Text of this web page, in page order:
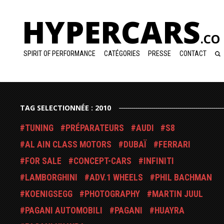
HYPERCARS.CO
SPIRIT OF PERFORMANCE CATÉGORIES PRESSE CONTACT
TAG SELECTIONNÉE : 2010
TUNING PRÉPARATEURS AUDI
S8
AL AIN CLASS MOTORS
DUBAÏ
FERRARI
FOR SALE
CONCEPT-CARS
INFINITI
LAMBORGHINI
ADV.1 WHEELS
PHIL BACHMAN
KOENIGSEGG
PHOTOGRAPHY
MARTIN JUUL
PAGANI AUTOMOBILI
PAGANI
HUAYRA